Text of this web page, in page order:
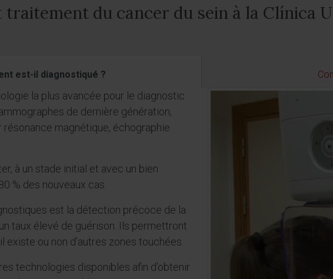
traitement du cancer du sein à la Clínica
est-il diagnostiqué ?
la plus avancée pour le diagnostic
de dernière génération,
magnétique, échographie
à un stade initial et avec un bien
% des nouveaux cas.
est la détection précoce de la
taux élevé de guérison. Ils permettront
existe ou non d’autres zones touchées.
technologies disponibles afin d’obtenir